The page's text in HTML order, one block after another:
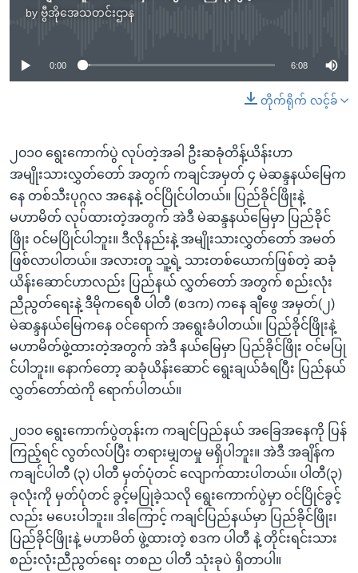
by ဗွီအိုအေသတင်းဌာန
No media source currently available
0:00 6:08
တိုက်ရိုက် လင့်ခ်
၂၀၁၀ ရွေးကောက်ပွဲ လုပ်တဲ့အခါ ဦးဆခုံတိန့်ယိန်းဟာ
အမျိုးသားလွှတ်တော် အတွက် ကချင်အမှတ် ၄ မဲဆန္ဒနယ်မြေက
နေ တစ်သီးပုဂ္ဂလ အနေနဲ့ ဝင်ပြိုင်ပါတယ်။ ပြည်ခိုင်ဖြိုးနဲ့
မဟာမိတ် လုပ်ထားတဲ့အတွက် အဲဒီ မဲဆန္ဒနယ်မြေမှာ ပြည်ခိုင်
ဖြိုး ဝင်မပြိုင်ပါဘူး။ ဒီလိုနည်းနဲ့ အမျိုးသားလွှတ်တော် အမတ်
ဖြစ်လာပါတယ်။ အလားတူ သူ့ရဲ့ သားတစ်ယောက်ဖြစ်တဲ့ ဆခုံ
ယိန်းဆောင်ဟာလည်း ပြည်နယ် လွှတ်တော် အတွက် စည်းလုံး
ညီညွတ်ရေးနဲ့ ဒီမိုကရေစီ ပါတီ (စဒက) ကနေ ချီဖွေ အမှတ်(၂)
မဲဆန္ဒနယ်မြေကနေ ဝင်ရောက် အရွေးခံပါတယ်။ ပြည်ခိုင်ဖြိုးနဲ့
မဟာမိတ်ဖွဲ့ထားတဲ့အတွက် အဲဒီ နယ်မြေမှာ ပြည်ခိုင်ဖြိုး ဝင်မပြု
င်ပါဘူး။ နောက်တော့ ဆခုံယိန်းဆောင် ရွေးချယ်ခံရပြီး ပြည်နယ်
လွှတ်တော်ထဲကို ရောက်ပါတယ်။
၂၀၁၀ ရွေးကောက်ပွဲတုန်းက ကချင်ပြည်နယ် အခြေအနေကို ပြန်
ကြည့်ရင် လွတ်လပ်ပြီး တရားမျှတမှု မရှိပါဘူး။ အဲဒီ အချိန်က
ကချင်ပါတီ (၃) ပါတီ မှတ်ပုံတင် လျောက်ထားပါတယ်။ ပါတီ(၃)
ခုလုံးကို မှတ်ပုံတင် ခွင့်မပြုခဲ့သလို ရွေးကောက်ပွဲမှာ ဝင်ပြိုင်ခွင့်
လည်း မပေးပါဘူး။ ဒါကြောင့် ကချင်ပြည်နယ်မှာ ပြည်ခိုင်ဖြိုး၊
ပြည်ခိုင်ဖြိုးနဲ့ မဟာမိတ် ဖွဲ့ထားတဲ့ စဒက ပါတီ နဲ့ တိုင်းရင်းသား
စည်းလုံးညီညွတ်ရေး တစည ပါတီ သုံးခုပဲ ရှိတာပါ။